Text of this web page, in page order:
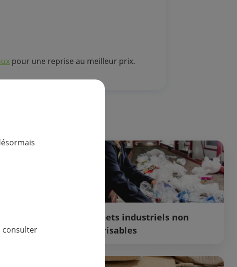
pour une reprise au meilleur prix.
Déchets industriels non
valorisables
consulter